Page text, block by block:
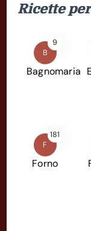
Ricette
B
9
Bagnomaria
F
181
Forno